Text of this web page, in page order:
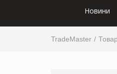
Новини
TradeMaster